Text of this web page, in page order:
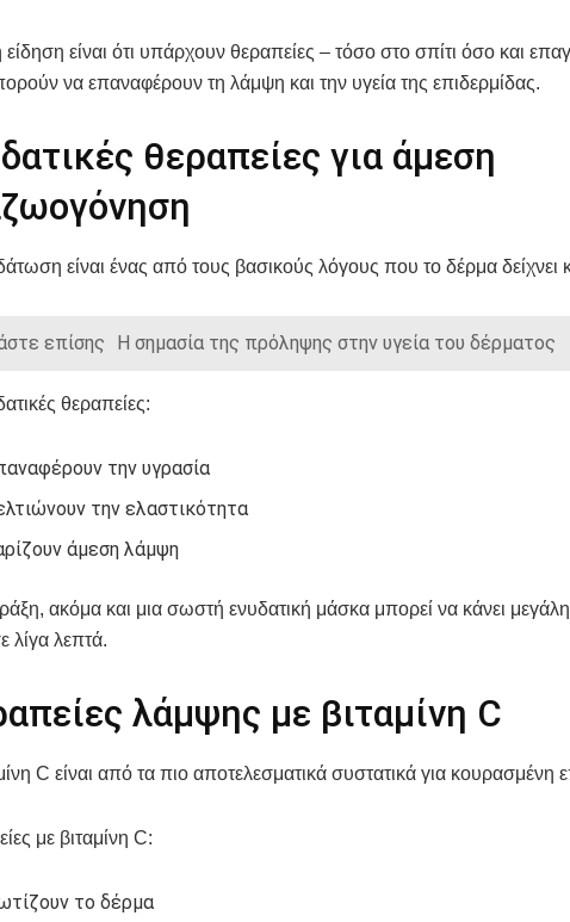
είναι ότι υπάρχουν θεραπείες – τόσο στο σπίτι όσο και
να επαναφέρουν τη λάμψη και την υγεία της επιδερμίδας.
θεραπείες για άμεση
είναι ένας από τους βασικούς λόγους που το δέρμα δείχνει
επίσης Η σημασία της πρόληψης στην υγεία του δέρματος
θεραπείες:
την υγρασία
την ελαστικότητα
άμεση λάμψη
ακόμα και μια σωστή ενυδατική μάσκα μπορεί να κάνει
λίγα λεπτά.
λάμψης με βιταμίνη C
C είναι από τα πιο αποτελεσματικά συστατικά για κουρασμένη
με βιταμίνη C:
το δέρμα